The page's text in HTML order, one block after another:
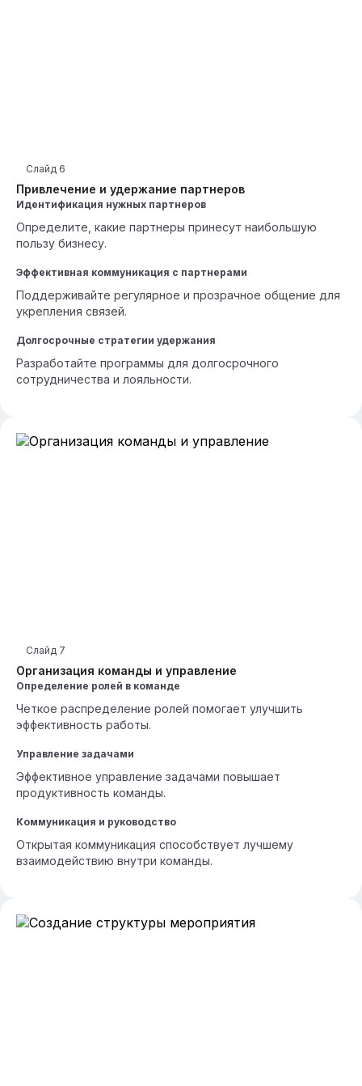
Привлечение и удержание партнеров
Слайд 6
Идентификация нужных партнеров
Определите, какие партнеры принесут наибольшую
пользу бизнесу.
Эффективная коммуникация с партнерами
Поддерживайте регулярное и прозрачное общение для
укрепления связей.
Долгосрочные стратегии удержания
Разработайте программы для долгосрочного
сотрудничества и лояльности.
Организация команды и управление
Слайд 7
Определение ролей в команде
Четкое распределение ролей помогает улучшить
эффективность работы.
Управление задачами
Эффективное управление задачами повышает
продуктивность команды.
Коммуникация и руководство
Открытая коммуникация способствует лучшему
взаимодействию внутри команды.